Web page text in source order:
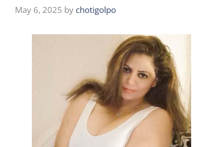
May 6, 2025 by chotigolpo